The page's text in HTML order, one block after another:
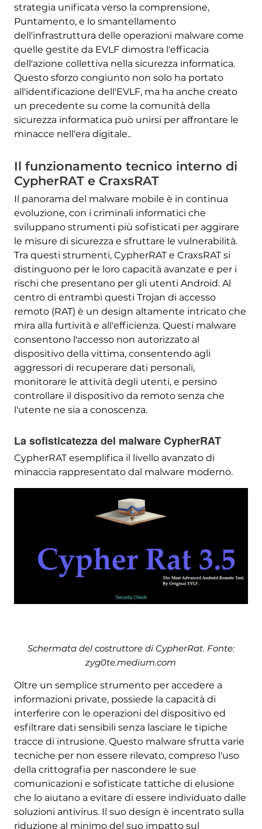
strategia unificata verso la comprensione,
Puntamento, e lo smantellamento
dell'infrastruttura delle operazioni malware come
quelle gestite da EVLF dimostra l'efficacia
dell'azione collettiva nella sicurezza informatica.
Questo sforzo congiunto non solo ha portato
all'identificazione dell'EVLF, ma ha anche creato
un precedente su come la comunità della
sicurezza informatica può unirsi per affrontare le
minacce nell'era digitale..
Il funzionamento tecnico interno di
CypherRAT e CraxsRAT
Il panorama del malware mobile è in continua
evoluzione, con i criminali informatici che
sviluppano strumenti più sofisticati per aggirare
le misure di sicurezza e sfruttare le vulnerabilità.
Tra questi strumenti, CypherRAT e CraxsRAT si
distinguono per le loro capacità avanzate e per i
rischi che presentano per gli utenti Android. Al
centro di entrambi questi Trojan di accesso
remoto (RAT) è un design altamente intricato che
mira alla furtività e all'efficienza. Questi malware
consentono l'accesso non autorizzato al
dispositivo della vittima, consentendo agli
aggressori di recuperare dati personali,
monitorare le attività degli utenti, e persino
controllare il dispositivo da remoto senza che
l'utente ne sia a conoscenza.
La sofisticatezza del malware CypherRAT
CypherRAT esemplifica il livello avanzato di
minaccia rappresentato dal malware moderno.
Schermata del costruttore di CypherRat. Fonte:
zyg0te.medium.com
Oltre un semplice strumento per accedere a
informazioni private, possiede la capacità di
interferire con le operazioni del dispositivo ed
esfiltrare dati sensibili senza lasciare le tipiche
tracce di intrusione. Questo malware sfrutta varie
tecniche per non essere rilevato, compreso l'uso
della crittografia per nascondere le sue
comunicazioni e sofisticate tattiche di elusione
che lo aiutano a evitare di essere individuato dalle
soluzioni antivirus. Il suo design è incentrato sulla
riduzione al minimo del suo impatto sul